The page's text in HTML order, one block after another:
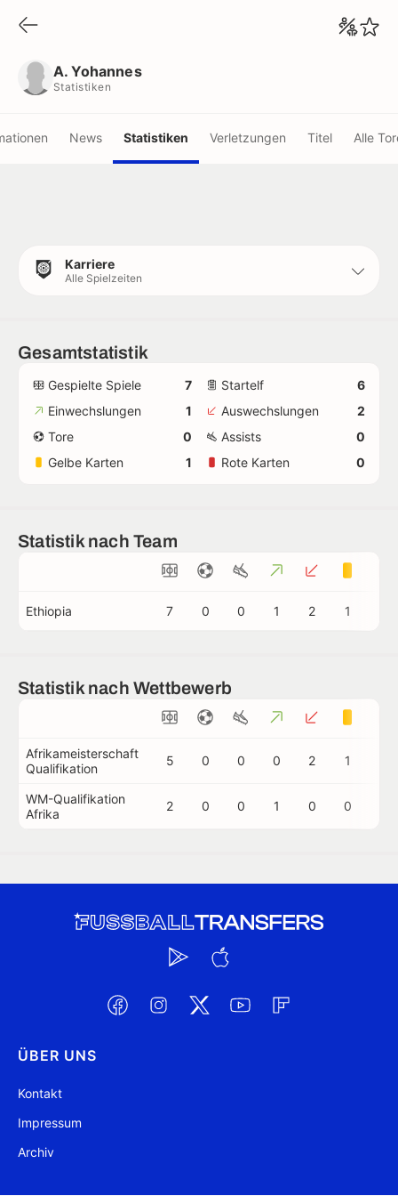
A. Yohannes
Statistiken
News Statistiken Verletzungen Titel Alle
Karriere
Alle Spielzeiten
Gesamtstatistik
Gespielte Spiele 7 Startelf
6
Einwechslungen
1 Auswechslungen
2
Tore
0 Assists
0
Gelbe Karten
1 Rote Karten 0
Statistik nach Team
Ethiopia 7 0 0 1 2 1
Statistik nach Wettbewerb
Afrikameisterschaft
Qualifikation
5 0 0 0 2 1
WM-Qualifikation
Afrika
2 0 0 1 0 0
ÜBER UNS
Kontakt
Impressum
Archiv